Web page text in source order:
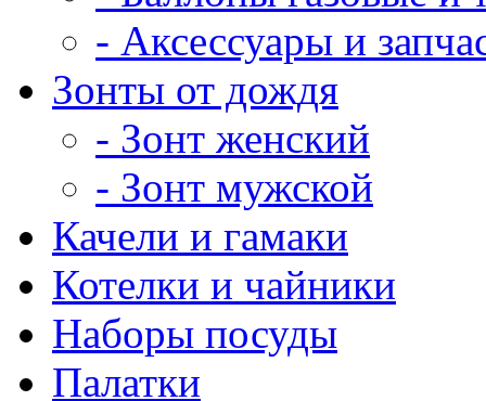
- Аксессуары и
Зонты от дождя
- Зонт женский
- Зонт мужской
Качели и гамаки
Котелки и чайники
Наборы посуды
Палатки